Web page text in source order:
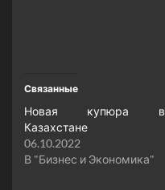
Связанные
Новая купюра в
Казахстане
06.10.2022
В "Бизнес и Экономика"